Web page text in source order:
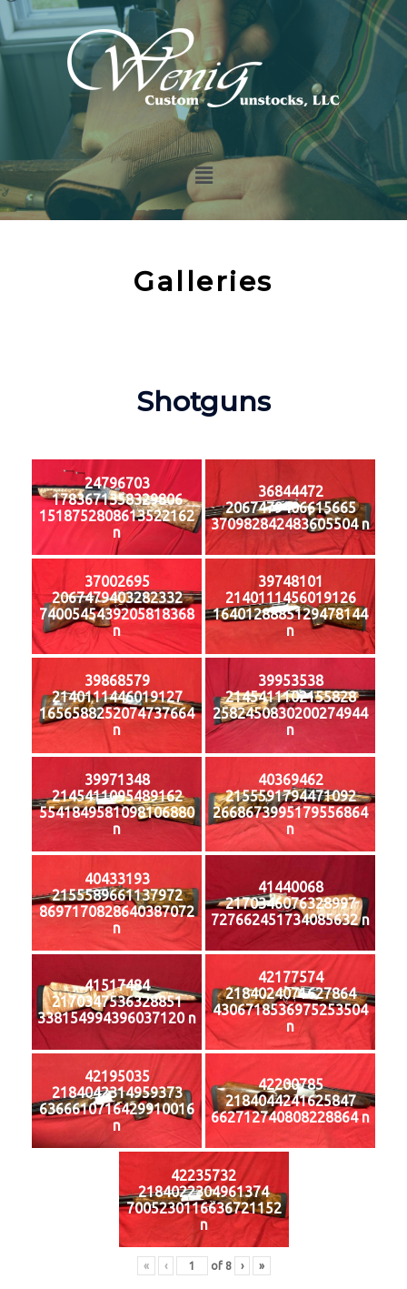
Galleries
Shotguns
24796703
1783671358329806
1518752808613522162
n
36844472
2067479406615665
370982842483605504 n
37002695
2067479403282332
7400545439205818368
n
39748101
2140111456019126
1640128885129478144
n
39868579
2140111446019127
1656588252074737664
n
39953538
2145411102155828
2582450830200274944
n
39971348
2145411095489162
5541849581098106880
n
40369462
2155591794471092
2668673995179556864
n
40433193
2155589661137972
8697170828640387072
n
41440068
2170346076328997
727662451734085632 n
41517484
2170347536328851
338154994396037120 n
42177574
2184024071627864
4306718536975253504
n
42195035
2184042314959373
6366610716429910016
n
42200785
2184044241625847
662712740808228864 n
42235732
2184022304961374
7005230116636721152
n
« ‹ of 8 › »